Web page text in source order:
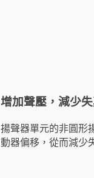
增加聲壓，減少
揚聲器單元的非圓形
動器偏移，從而減少